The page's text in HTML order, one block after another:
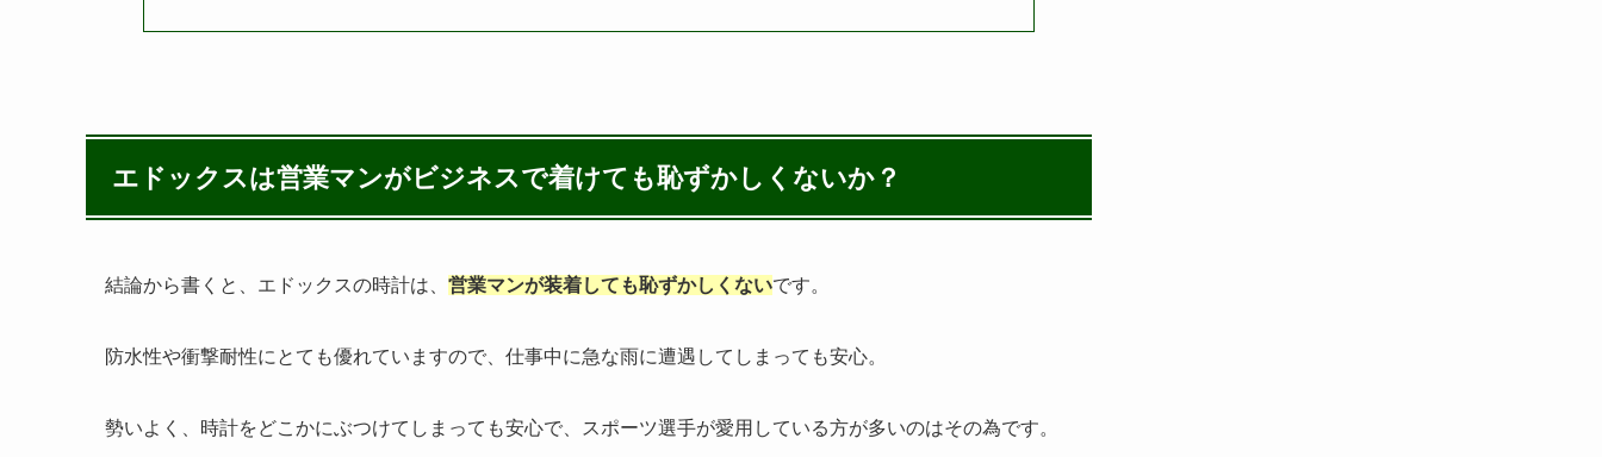
エドックスは営業マンがビジネスで着けても恥ずかしくないか？
結論から書くと、エドックスの時計は、 営業マンが装着しても恥ずかしくないです。
防水性や衝撃耐性にとても優れていますので、仕事中に急な雨に遭遇してしまっても安心。
勢いよく、時計をどこかにぶつけてしまっても安心で、スポーツ選手が愛用している方が多いのはその為です。